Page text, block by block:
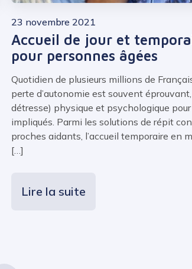
23 novembre 2021
Accueil de jour et
pour personnes âgées
Quotidien de plusieurs millions de
perte d’autonomie est souvent
détresse) physique et psychologique
impliqués. Parmi les solutions de répit
proches aidants, l’accueil temporaire en
[…]
Lire la suite